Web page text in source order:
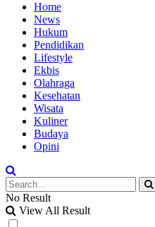
Home
News
Hukum
Pendidikan
Lifestyle
Ekbis
Olahraga
Kesehatan
Wisata
Kuliner
Budaya
Opini
No Result
View All Result